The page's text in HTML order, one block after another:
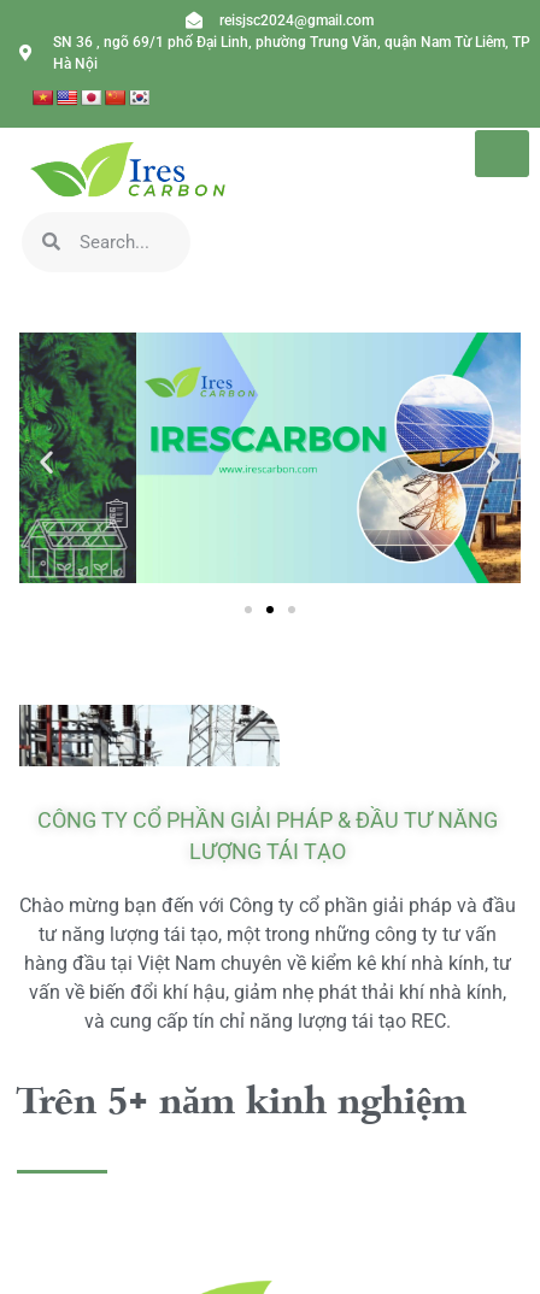
reisjsc2024@gmail.com
SN 36 , ngõ 69/1 phố Đại Linh, phường Trung Văn, quận Nam Từ Liêm, TP
Hà Nội
CÔNG TY CỔ PHẦN GIẢI PHÁP & ĐẦU TƯ NĂNG
LƯỢNG TÁI TẠO
Chào mừng bạn đến với Công ty cổ phần giải pháp và đầu
tư năng lượng tái tạo, một trong những công ty tư vấn
hàng đầu tại Việt Nam chuyên về kiểm kê khí nhà kính, tư
vấn về biến đổi khí hậu, giảm nhẹ phát thải khí nhà kính,
và cung cấp tín chỉ năng lượng tái tạo REC.
Trên 5+ năm kinh nghiệm